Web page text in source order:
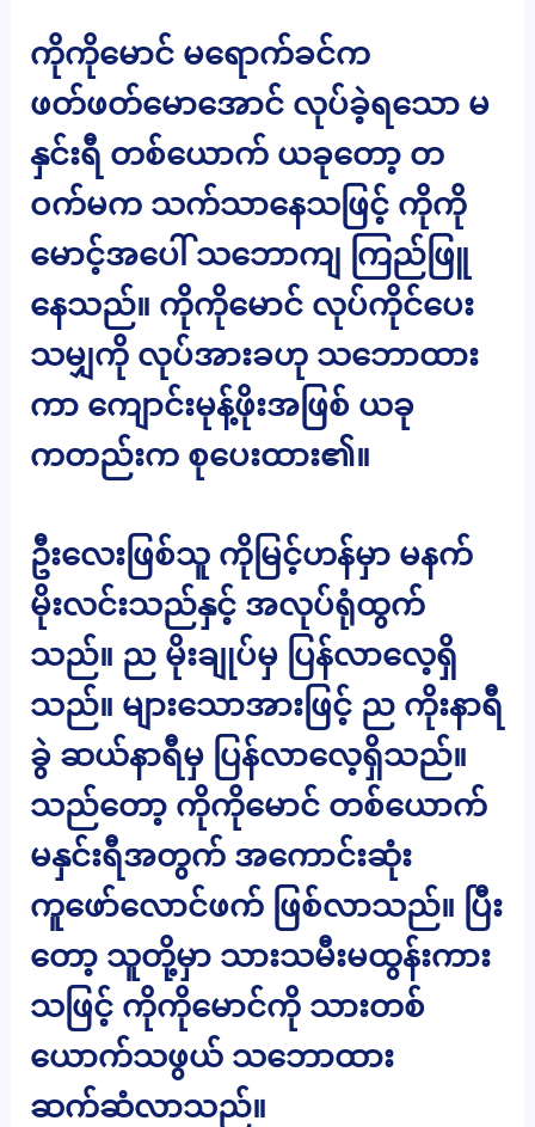
ကိုကိုမောင် မရောက်ခင်က
ဖတ်ဖတ်မောအောင် လုပ်ခဲ့ရသော မ
နှင်းရီ တစ်ယောက် ယခုတော့ တ
ဝက်မက သက်သာနေသဖြင့် ကိုကို
မောင့်အပေါ် သဘောကျ ကြည်ဖြူ
နေသည်။ ကိုကိုမောင် လုပ်ကိုင်ပေး
သမျှကို လုပ်အားခဟု သဘောထား
ကာ ကျောင်းမုန့်ဖိုးအဖြစ် ယခု
ကတည်းက စုပေးထား၏။
ဦးလေးဖြစ်သူ ကိုမြင့်ဟန်မှာ မနက်
မိုးလင်းသည်နှင့် အလုပ်ရုံထွက်
သည်။ ည မိုးချုပ်မှ ပြန်လာလေ့ရှိ
သည်။ များသောအားဖြင့် ည ကိုးနာရီ
ခွဲ ဆယ်နာရီမှ ပြန်လာလေ့ရှိသည်။
သည်တော့ ကိုကိုမောင် တစ်ယောက်
မနှင်းရီအတွက် အကောင်းဆုံး
ကူဖော်လောင်ဖက် ဖြစ်လာသည်။ ပြီး
တော့ သူတို့မှာ သားသမီးမထွန်းကား
သဖြင့် ကိုကိုမောင်ကို သားတစ်
ယောက်သဖွယ် သဘောထား
ဆက်ဆံလာသည်။